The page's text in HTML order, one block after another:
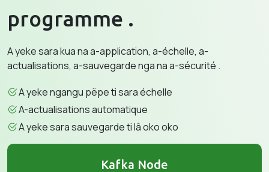
programme .
A yeke sara kua na a-application, a-échelle, a-
actualisations, a-sauvegarde nga na a-sécurité .
A yeke ngangu pëpe ti sara échelle
A-actualisations automatique
A yeke sara sauvegarde ti lâ oko oko
Kafka Node